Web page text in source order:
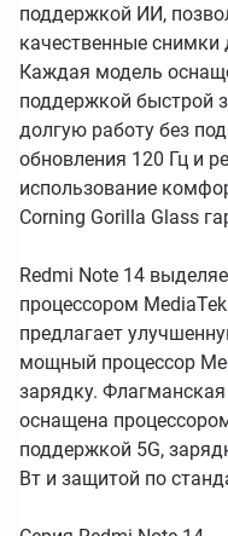
поддержкой ИИ,
качественные
Каждая модель
поддержкой быстрой
долгую работу без
обновления 120 Гц и
использование
Corning Gorilla Glass
Redmi Note 14
процессором
предлагает
мощный процессор
зарядку.
оснащена
поддержкой 5G,
Вт и защитой по